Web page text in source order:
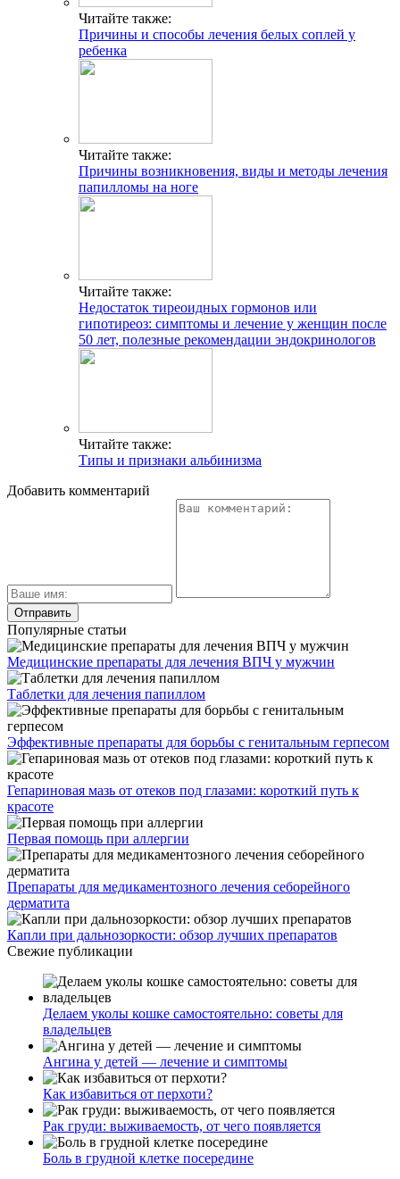
Читайте также:
Причины и способы лечения белых соплей у
ребенка
Читайте также:
Причины возникновения, виды и методы лечения
папилломы на ноге
Читайте также:
Недостаток тиреоидных гормонов или
гипотиреоз: симптомы и лечение у женщин после
50 лет, полезные рекомендации эндокринологов
Читайте также:
Типы и признаки альбинизма
Добавить комментарий
Популярные статьи
Медицинские препараты для лечения ВПЧ у мужчин
Таблетки для лечения папиллом
Эффективные препараты для борьбы с генитальным герпесом
Гепариновая мазь от отеков под глазами: короткий путь к
красоте
Первая помощь при аллергии
Препараты для медикаментозного лечения себорейного
дерматита
Капли при дальнозоркости: обзор лучших препаратов
Свежие публикации
Делаем уколы кошке самостоятельно: советы для
владельцев
Ангина у детей — лечение и симптомы
Как избавиться от перхоти?
Рак груди: выживаемость, от чего появляется
Боль в грудной клетке посередине